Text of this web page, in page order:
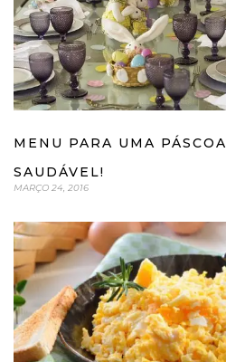
MENU PARA UMA PÁSCOA
SAUDÁVEL!
MARÇO 24, 2016